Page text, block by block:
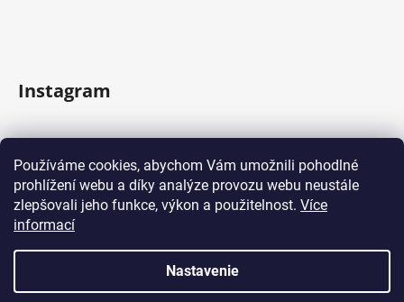
Používáme cookies, abychom Vám umožnili pohodlné
prohlížení webu a díky analýze provozu webu neustále
zlepšovali jeho funkce, výkon a použitelnost. Více
informací
Nastavenie
Instagram
Facebook